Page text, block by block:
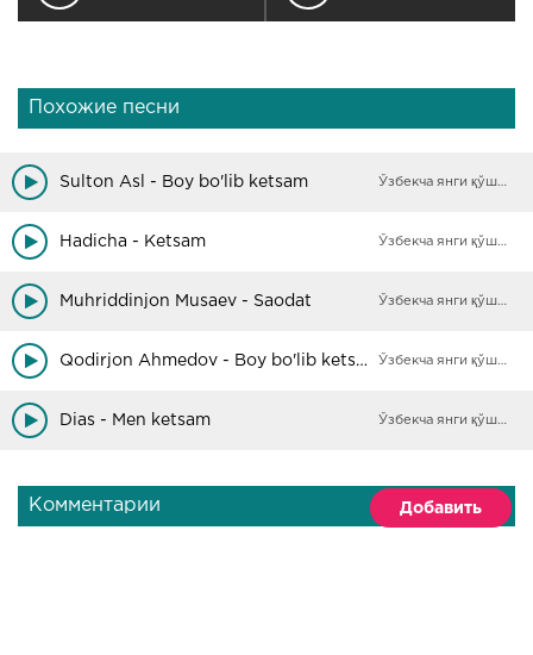
Похожие песни
Sulton Asl - Boy bo'lib ketsam Ўзбекча янги қўшиқлар
Hadicha - Ketsam Ўзбекча янги қўшиқлар
Muhriddinjon Musaev - Saodat Ўзбекча янги қўшиқлар
Qodirjon Ahmedov - Boy bo'lib ketsam Ўзбекча янги қўшиқлар
Dias - Men ketsam Ўзбекча янги қўшиқлар
Комментарии Добавить